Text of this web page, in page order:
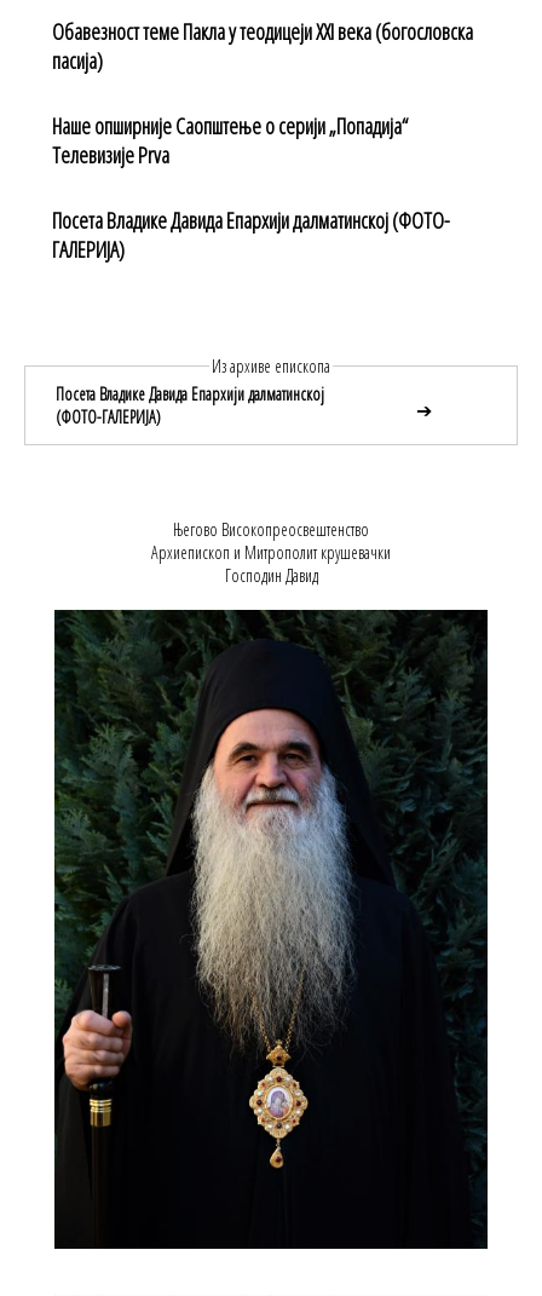
Обавезност теме Пакла у теодицеји XXI века (богословска
пасија)
Наше опширније Саопштење о серији „Попадија“
Телевизије Prva
Посета Владике Давида Епархији далматинској (ФОТО-
ГАЛЕРИЈА)
Из архиве епископа
Посета Владике Давида Епархији далматинској
(ФОТО-ГАЛЕРИЈА)
➔
Његово Високопреосвештенство
Архиепископ и Митрополит крушевачки
Господин Давид